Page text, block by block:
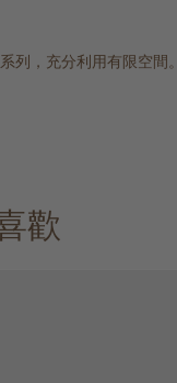
列，充分利用有限空間。
歡